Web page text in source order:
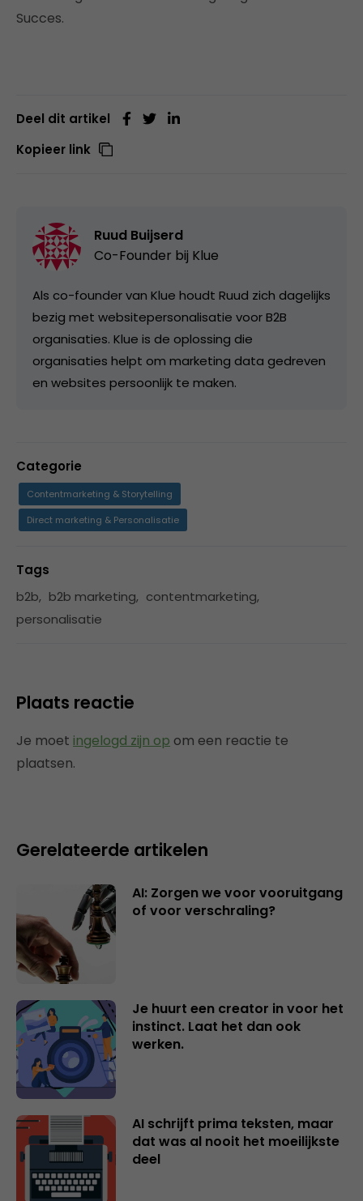
Succes.
Deel dit artikel
Kopieer link
Ruud Buijserd
Co-Founder bij Klue
Als co-founder van Klue houdt Ruud zich dagelijks
bezig met websitepersonalisatie voor B2B
organisaties. Klue is de oplossing die
organisaties helpt om marketing data gedreven
en websites persoonlijk te maken.
Categorie
Contentmarketing & Storytelling
Direct marketing & Personalisatie
Tags
b2b, b2b marketing, contentmarketing,
personalisatie
Plaats reactie
Je moet ingelogd zijn op om een reactie te
plaatsen.
Gerelateerde artikelen
AI: Zorgen we voor vooruitgang
of voor verschraling?
Je huurt een creator in voor het
instinct. Laat het dan ook
werken.
AI schrijft prima teksten, maar
dat was al nooit het moeilijkste
deel